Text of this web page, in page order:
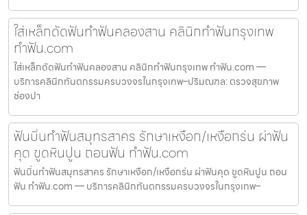
ใส่เหล็กดัดฟันทำฟันคลองสาน คลินิกทำฟันกรุงเทพ
ทำฟัน.com
ใส่เหล็กดัดฟันทำฟันคลองสาน คลินิกทำฟันกรุงเทพ ทำฟัน.com —
บริการคลินิกทันตกรรมครบวงจรในกรุงเทพ–ปริมณฑล: ตรวจสุขภาพ
ช่องปา
ฟันบิ่นทำฟันสมุทรสาคร รักษาเหงือก/เหงือกร่น ผ่าฟัน
คุด ขูดหินปูน ถอนฟัน ทำฟัน.com
ฟันบิ่นทำฟันสมุทรสาคร รักษาเหงือก/เหงือกร่น ผ่าฟันคุด ขูดหินปูน ถอน
ฟัน ทำฟัน.com — บริการคลินิกทันตกรรมครบวงจรในกรุงเทพ–